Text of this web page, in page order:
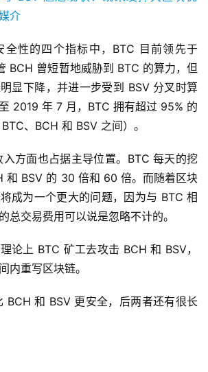
全性的四个指标中，BTC 目前领先于
BCH 曾短暂地威胁到 BTC 的算力，但
显下降，并进一步受到 BSV 分叉时算
2019 年 7 月，BTC 拥有超过 95% 的
方面也占据主导位置。BTC 每天的挖
和 BSV 的 30 倍和 60 倍。而随着区块
成为一个更大的问题，因为与 BTC 相
论上 BTC 矿工去攻击 BCH 和 BSV，
BCH 和 BSV 更安全，后两者还有很长